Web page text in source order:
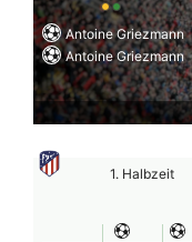
Antoine Griezmann
Antoine Griezmann
1. Halbzeit